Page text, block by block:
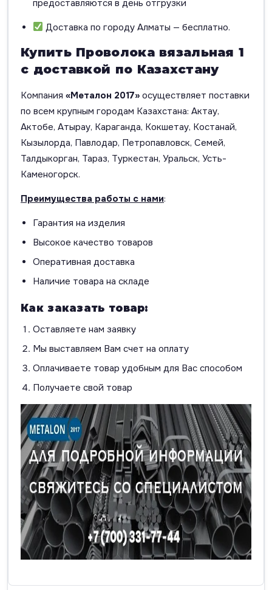
предоставляются в день отгрузки
Доставка по городу Алматы — бесплатно.
Купить Проволока вязальная 1
с доставкой по Казахстану
Компания «Металон 2017» осуществляет поставки
по всем крупным городам Казахстана: Актау,
Актобе, Атырау, Караганда, Кокшетау, Костанай,
Кызылорда, Павлодар, Петропавловск, Семей,
Талдыкорган, Тараз, Туркестан, Уральск, Усть-
Каменогорск.
Преимущества работы с нами:
Гарантия на изделия
Высокое качество товаров
Оперативная доставка
Наличие товара на складе
Как заказать товар:
Оставляете нам заявку
Мы выставляем Вам счет на оплату
Оплачиваете товар удобным для Вас способом
Получаете свой товар